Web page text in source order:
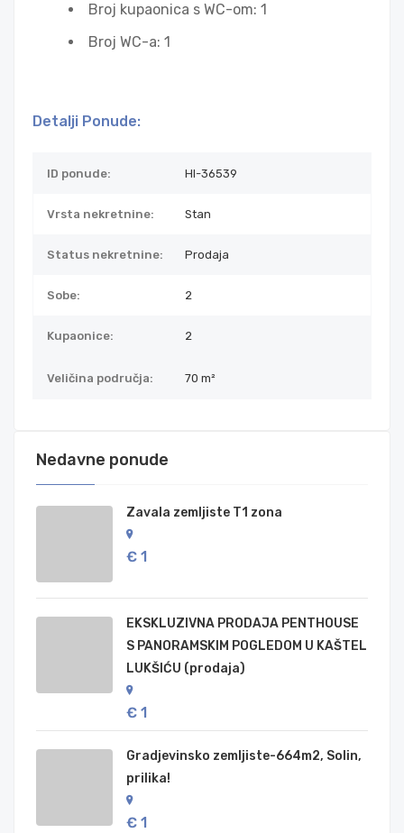
Broj kupaonica s WC-om: 1
Broj WC-a: 1
Detalji Ponude:
ID ponude: HI-36539
Vrsta nekretnine: Stan
Status nekretnine: Prodaja
Sobe: 2
Kupaonice: 2
Veličina područja: 70 m²
Nedavne ponude
Zavala zemljiste T1 zona
€ 1
EKSKLUZIVNA PRODAJA PENTHOUSE
S PANORAMSKIM POGLEDOM U KAŠTEL
LUKŠIĆU (prodaja)
€ 1
Gradjevinsko zemljiste-664m2, Solin,
prilika!
€ 1